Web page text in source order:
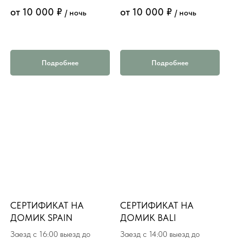
от 10 000 ₽ / ночь
Подробнее
от 10 000 ₽ / ночь
Подробнее
СЕРТИФИКАТ НА
ДОМИК SPAIN
Заезд с 16:00 выезд до
СЕРТИФИКАТ НА
ДОМИК BALI
Заезд с 14:00 выезд до